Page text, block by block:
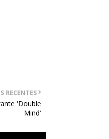
RECENTES
'Double
Mind'